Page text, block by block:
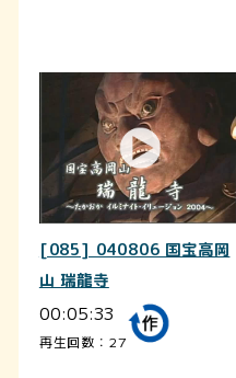
[085] 040806 国宝高岡
山 瑞龍寺
00:05:33
再生回数：27